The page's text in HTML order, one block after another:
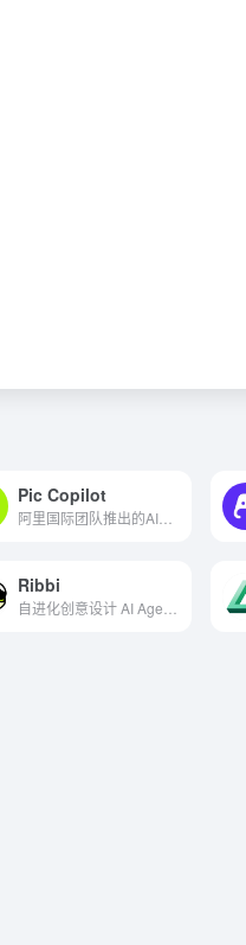
Pic Copilot
Ribbi